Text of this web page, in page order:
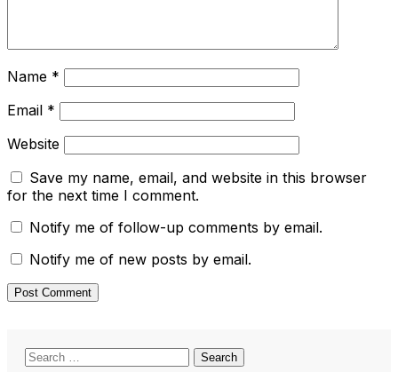
Name *
Email *
Website
Save my name, email, and website in this browser
for the next time I comment.
Notify me of follow-up comments by email.
Notify me of new posts by email.
Search